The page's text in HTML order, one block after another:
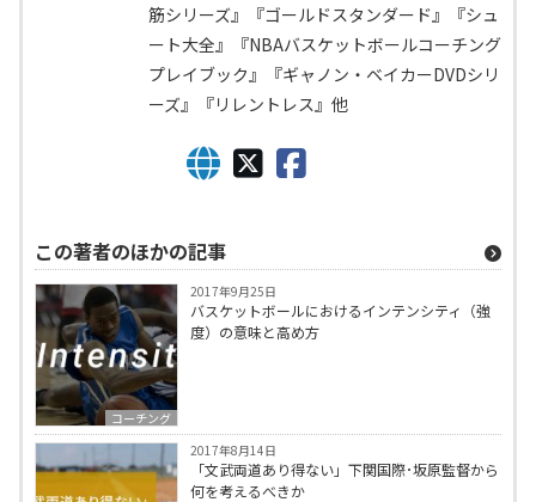
筋シリーズ』『ゴールドスタンダード』『シュ
ート大全』『NBAバスケットボールコーチング
プレイブック』『ギャノン・ベイカーDVDシリ
ーズ』『リレントレス』他
この著者のほかの記事
コーチング
2017年9月25日
バスケットボールにおけるインテンシティ（強
度）の意味と高め方
2017年8月14日
「文武両道あり得ない」下関国際･坂原監督から
何を考えるべきか